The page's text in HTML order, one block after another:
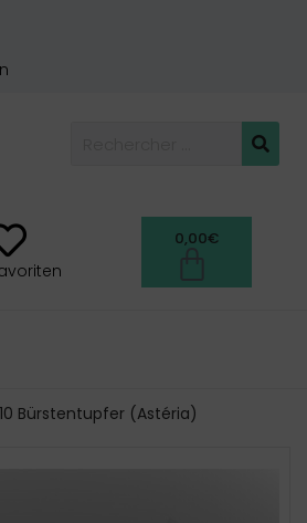
0,00€
10 Bürstentupfer (Astéria)